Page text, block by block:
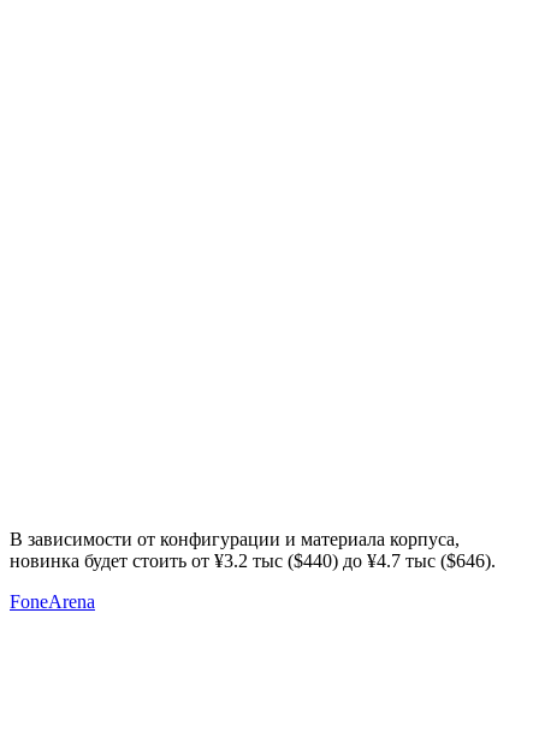
В зависимости от конфигурации и материала корпуса,
новинка будет стоить от ¥3.2 тыс ($440) до ¥4.7 тыс ($646).
FoneArena